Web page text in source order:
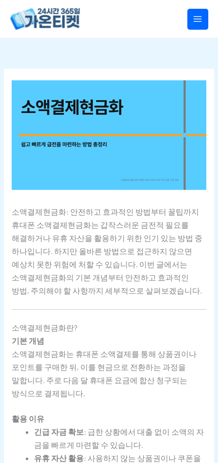
콘텐츠로
건너뛰기
소액결제현금화: 안전하고 효과적인 방법부터 꿀팁까지
휴대폰 소액결제현금화는 갑작스러운 금전적 필요를
해결하거나 유휴 자산을 활용하기 위한 인기 있는 방법 중
하나입니다. 하지만 올바른 방법으로 접근하지 않으면
예상치 못한 위험에 처할 수 있습니다. 이번 글에서는
소액결제현금화의 기본 개념부터 안전하고 효과적인
방법, 주의해야 할 사항까지 세부적으로 살펴보겠습니다.
소액결제현금화란?
기본 개념
소액결제현금화는 휴대폰 소액결제를 통해 상품권이나
포인트를 구매한 뒤, 이를 현금으로 전환하는 과정을
말합니다. 주로 다음 달 휴대폰 요금에 합산 청구되는
방식으로 결제됩니다.
활용 이유
긴급 자금 확보 : 급한 상황에서 대출 없이 소액의 자
금을 빠르게 마련할 수 있습니다.
유휴 자산 활용: 사용하지 않는 상품권이나 쿠폰을